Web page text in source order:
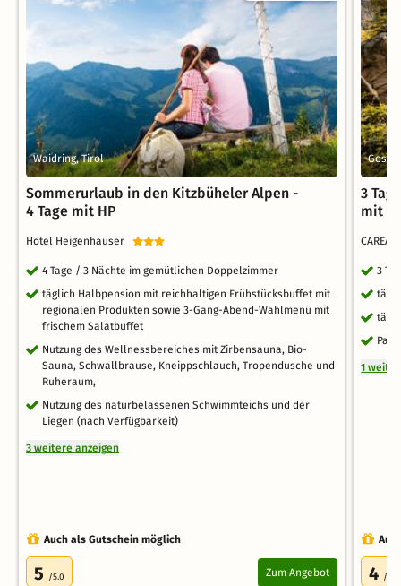
Waidring, Tirol
Sommerurlaub in den Kitzbüheler Alpen -
4 Tage mit HP
Hotel Heigenhauser
4 Tage / 3 Nächte im gemütlichen Doppelzimmer
täglich Halbpension mit reichhaltigen Frühstücksbuffet mit
regionalen Produkten sowie 3-Gang-Abend-Wahlmenü mit
frischem Salatbuffet
Nutzung des Wellnessbereiches mit Zirbensauna, Bio-
Sauna, Schwallbrause, Kneippschlauch, Tropendusche und
Ruheraum,
Nutzung des naturbelassenen Schwimmteichs und der
Liegen (nach Verfügbarkeit)
3 weitere anzeigen
Auch als Gutschein möglich
5 /5.0 Zum Angebot
3
mit
3
1
4 /5.0